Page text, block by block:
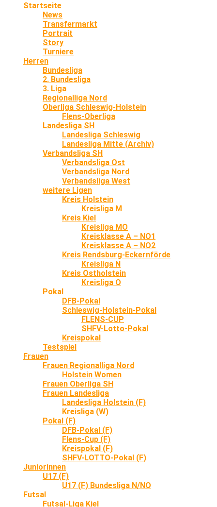
Startseite
News
Transfermarkt
Portrait
Story
Turniere
Herren
Bundesliga
2. Bundesliga
3. Liga
Regionalliga Nord
Oberliga Schleswig-Holstein
Flens-Oberliga
Landesliga SH
Landesliga Schleswig
Landesliga Mitte (Archiv)
Verbandsliga SH
Verbandsliga Ost
Verbandsliga Nord
Verbandsliga West
weitere Ligen
Kreis Holstein
Kreisliga M
Kreis Kiel
Kreisliga MO
Kreisklasse A – NO1
Kreisklasse A – NO2
Kreis Rendsburg-Eckernförde
Kreisliga N
Kreis Ostholstein
Kreisliga O
Pokal
DFB-Pokal
Schleswig-Holstein-Pokal
FLENS-CUP
SHFV-Lotto-Pokal
Kreispokal
Testspiel
Frauen
Frauen Regionalliga Nord
Holstein Women
Frauen Oberliga SH
Frauen Landesliga
Landesliga Holstein (F)
Kreisliga (W)
Pokal (F)
DFB-Pokal (F)
Flens-Cup (F)
Kreispokal (F)
SHFV-LOTTO-Pokal (F)
Juniorinnen
U17 (F)
U17 (F) Bundesliga N/NO
Futsal
Futsal-Liga Kiel